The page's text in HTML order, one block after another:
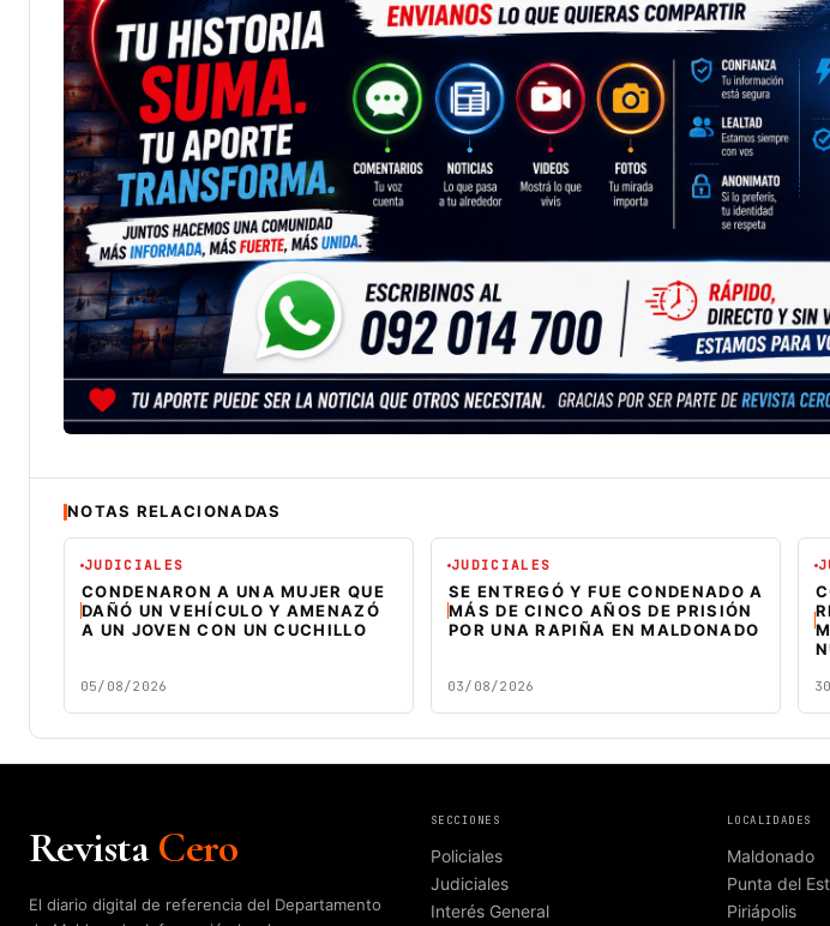
NOTAS RELACIONADAS
JUDICIALES
CONDENARON A UNA MUJER QUE
DAÑÓ UN VEHÍCULO Y AMENAZÓ
A UN JOVEN CON UN CUCHILLO
05/08/2026
JUDICIALES
SE ENTREGÓ Y FUE CONDENADO A
MÁS DE CINCO AÑOS DE PRISIÓN
POR UNA RAPIÑA EN MALDONADO
03/08/2026
RevistaCero
El diario digital de referencia del Departamento
SECCIONES
Policiales
Judiciales
Interés General
LOCALIDADES
Maldonado
Punta del
Piriápolis